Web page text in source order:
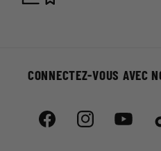
CONNECTEZ-VOUS AVEC
FacebookInstagramYouTube